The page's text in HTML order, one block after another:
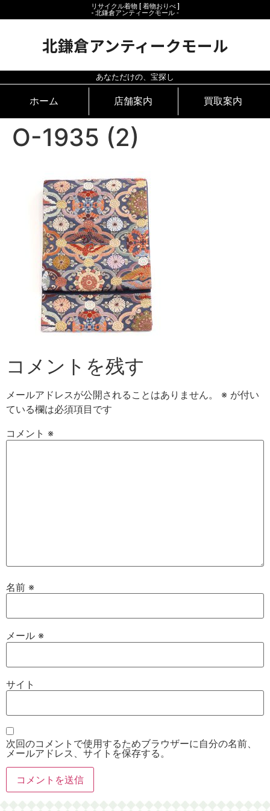
リサイクル着物 [ 着物おりべ ]
- 北鎌倉アンティークモール ‐
北鎌倉アンティークモール
あなただけの、宝探し
ホーム 店舗案内 買取案内
O-1935 (2)
コメントを残す
メールアドレスが公開されることはありません。 ※ が付い
ている欄は必須項目です
コメント ※
名前 ※
メール ※
サイト
次回のコメントで使用するためブラウザーに自分の名前、
メールアドレス、サイトを保存する。